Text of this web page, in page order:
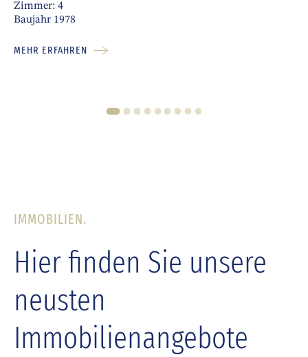
Zimmer: 4
Baujahr 1978
MEHR ERFAHREN
1 2 3 4 5 6 7 8 9
IMMOBILIEN.
Hier finden Sie unsere
neusten
Immobilienangebote